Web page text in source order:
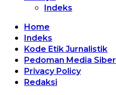
Indeks
Home
Indeks
Kode Etik Jurnalistik
Pedoman Media Siber
Privacy Policy
Redaksi